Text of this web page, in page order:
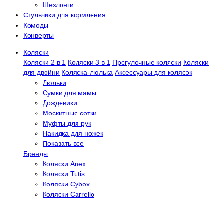
Шезлонги
Стульчики для кормления
Комоды
Конверты
Коляски
Коляски 2 в 1 Коляски 3 в 1 Прогулочные коляски Коляски
для двойни Коляска-люлька Аксессуары для колясок
Люльки
Сумки для мамы
Дождевики
Москитные сетки
Муфты для рук
Накидка для ножек
Показать все
Бренды
Коляски Anex
Коляски Tutis
Коляски Cybex
Коляски Carrello